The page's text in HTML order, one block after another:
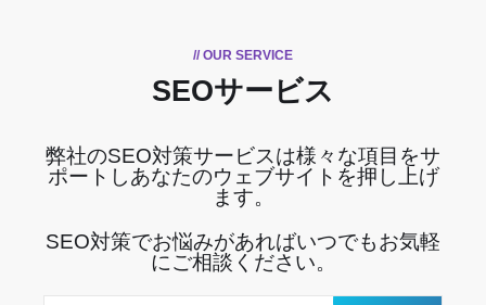
// OUR SERVICE
SEOサービス
弊社のSEO対策サービスは様々な項目をサ
ポートしあなたのウェブサイトを押し上げ
ます。
SEO対策でお悩みがあればいつでもお気軽
にご相談ください。